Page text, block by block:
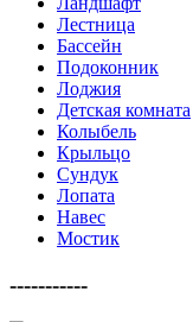
Лестница
Бассейн
Подоконник
Лоджия
Детская комната
Колыбель
Крыльцо
Сундук
Лопата
Навес
Мостик
-----------